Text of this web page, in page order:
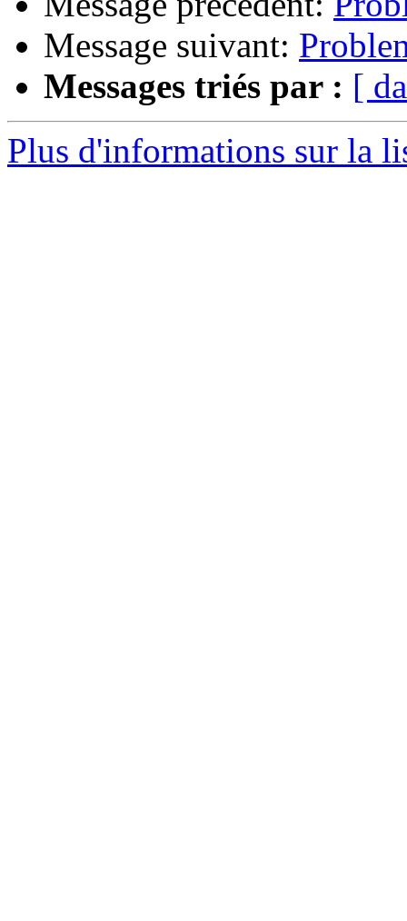
Message suivant:
Messages triés par : [
Plus d'informations sur la